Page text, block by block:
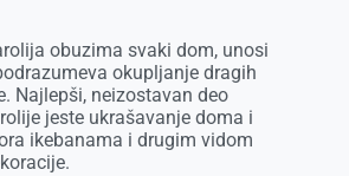
obuzima svaki dom, unosi
okupljanje dragih
Najlepši, neizostavan deo
jeste ukrašavanje doma i
ikebanama i drugim vidom